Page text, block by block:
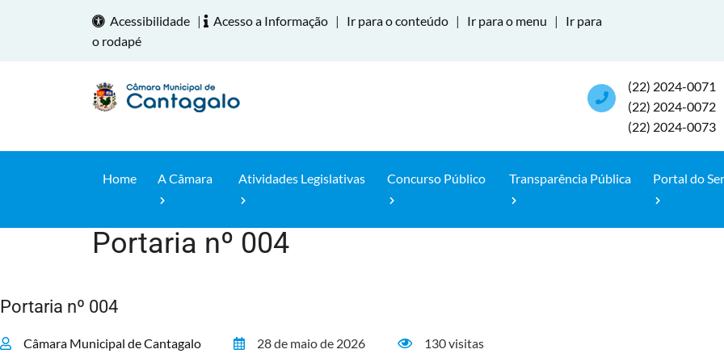
Acessibilidade | Acesso a Informação | Ir para o conteúdo | Ir para o menu |
Ir para
o rodapé
(22) 2024-0071
(22) 2024-0072
(22) 2024-0073
Home A Câmara Atividades Legislativas Concurso Público Transparência Pública Portal do
Portaria nº 004
Portaria nº 004
Câmara Municipal de Cantagalo 28 de maio de 2026 130 visitas